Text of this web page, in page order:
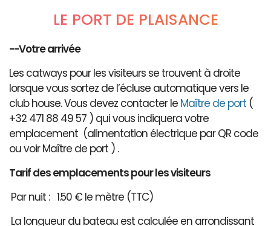
LE PORT DE PLAISANCE
--Votre arrivée
Les catways pour les visiteurs se trouvent à droite
lorsque vous sortez de l’écluse automatique vers le
club house. Vous devez contacter le Maître de port (
+32 471 88 49 57 ) qui vous indiquera votre
emplacement (alimentation électrique par QR code
ou voir Maître de port ) .
Tarif des emplacements pour les visiteurs
Par nuit : 1.50 € le mètre (TTC)
La longueur du bateau est calculée en arrondissant